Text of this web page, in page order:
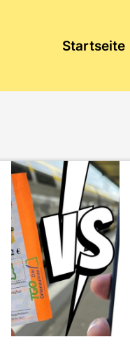
Startseite